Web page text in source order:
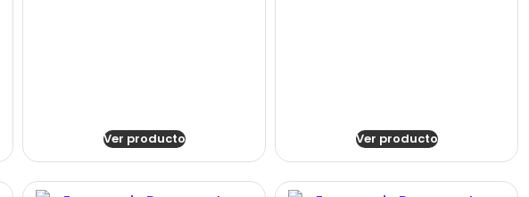
Ver producto Ver producto